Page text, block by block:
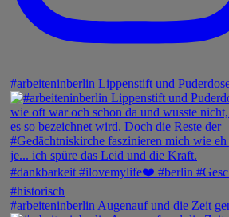
#arbeiteninberlin Lippenstift und
#arbeiteninberlin Augenauf und die Zeit